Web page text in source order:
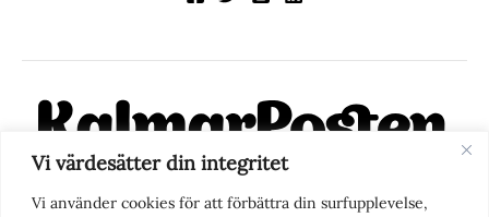
Vi värdesätter din integritet
Vi använder cookies för att förbättra din surfupplevelse,
KalmarPosten är en modern lokalnyhetstidning på nätet. Med
fokus på Kalmarregionen, men också med blick för det större